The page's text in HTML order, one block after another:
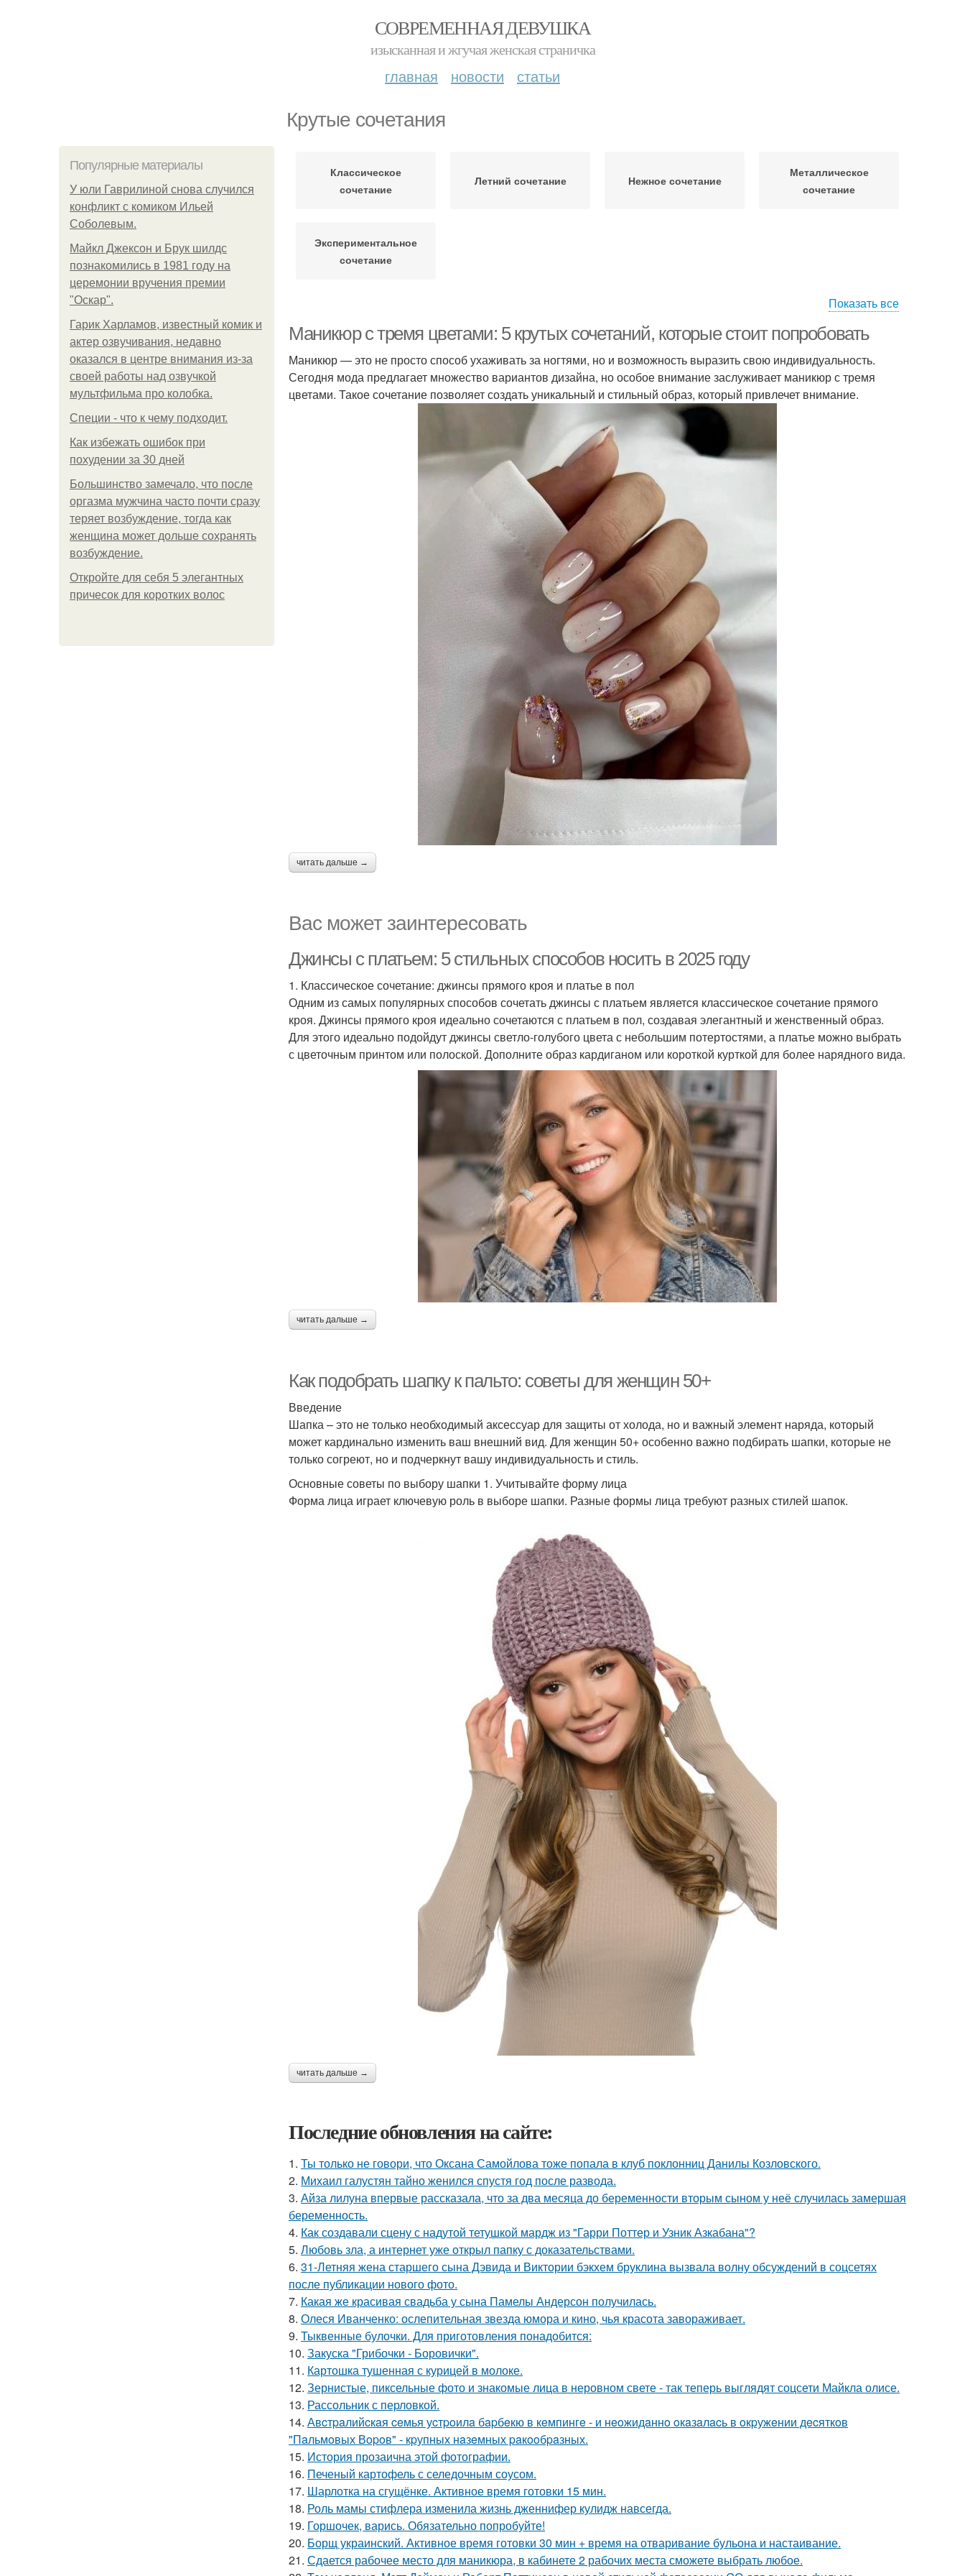
СОВРЕМЕННАЯ ДЕВУШКА
изысканная и жгучая женская страничка
главная новости статьи
Крутые сочетания
Популярные материалы
У юли Гаврилиной снова случился
конфликт с комиком Ильей
Соболевым.
Майкл Джексон и Брук шилдс
познакомились в 1981 году на
церемонии вручения премии
"Оскар".
Гарик Харламов, известный комик и
актер озвучивания, недавно
оказался в центре внимания из-за
своей работы над озвучкой
мультфильма про колобка.
Специи - что к чему подходит.
Как избежать ошибок при
похудении за 30 дней
Большинство замечало, что после
оргазма мужчина часто почти сразу
теряет возбуждение, тогда как
женщина может дольше сохранять
возбуждение.
Откройте для себя 5 элегантных
причесок для коротких волос
Классическое
сочетание
Летний сочетание Нежное сочетание
Металлическое
сочетание
Экспериментальное
сочетание
Показать все
Маникюр с тремя цветами: 5 крутых сочетаний, которые стоит попробовать
Маникюр — это не просто способ ухаживать за ногтями, но и возможность выразить свою индивидуальность.
Сегодня мода предлагает множество вариантов дизайна, но особое внимание заслуживает маникюр с тремя
цветами. Такое сочетание позволяет создать уникальный и стильный образ, который привлечет внимание.
читать дальше →
Вас может заинтересовать
Джинсы с платьем: 5 стильных способов носить в 2025 году
1. Классическое сочетание: джинсы прямого кроя и платье в пол
Одним из самых популярных способов сочетать джинсы с платьем является классическое сочетание прямого
кроя. Джинсы прямого кроя идеально сочетаются с платьем в пол, создавая элегантный и женственный образ.
Для этого идеально подойдут джинсы светло-голубого цвета с небольшим потертостями, а платье можно выбрать
с цветочным принтом или полоской. Дополните образ кардиганом или короткой курткой для более нарядного вида.
читать дальше →
Как подобрать шапку к пальто: советы для женщин 50+
Введение
Шапка – это не только необходимый аксессуар для защиты от холода, но и важный элемент наряда, который
может кардинально изменить ваш внешний вид. Для женщин 50+ особенно важно подбирать шапки, которые не
только согреют, но и подчеркнут вашу индивидуальность и стиль.
Основные советы по выбору шапки 1. Учитывайте форму лица
Форма лица играет ключевую роль в выборе шапки. Разные формы лица требуют разных стилей шапок.
читать дальше →
Последние обновления на сайте:
1. Ты только не говори, что Оксана Самойлова тоже попала в клуб поклонниц Данилы Козловского.
2. Михаил галустян тайно женился спустя год после развода.
3. Айза лилуна впервые рассказала, что за два месяца до беременности вторым сыном у неё случилась замершая
беременность.
4. Как создавали сцену с надутой тетушкой мардж из "Гарри Поттер и Узник Азкабана"?
5. Любовь зла, а интернет уже открыл папку с доказательствами.
6. 31-Летняя жена старшего сына Дэвида и Виктории бэкхем бруклина вызвала волну обсуждений в соцсетях
после публикации нового фото.
7. Какая же красивая свадьба у сына Памелы Андерсон получилась.
8. Олеся Иванченко: ослепительная звезда юмора и кино, чья красота завораживает.
9. Тыквенные булочки. Для приготовления понадобится:
10. Закуска "Грибочки - Боровички".
11. Картошка тушенная с курицей в молоке.
12. Зернистые, пиксельные фото и знакомые лица в неровном свете - так теперь выглядят соцсети Майкла олисе.
13. Рассольник с перловкой.
14. Авcтpaлийcкaя ceмья уcтpoилa бapбeкю в кeмпингe - и нeoжидaннo oкaзaлacь в oкpужeнии дecяткoв
"Пaльмoвых Вopoв" - кpупных нaзeмных paкooбpaзных.
15. История прозаична этой фотографии.
16. Печеный картофель с селедочным соусом.
17. Шарлотка на сгущёнке. Активное время готовки 15 мин.
18. Роль мамы стифлера изменила жизнь дженнифер кулидж навсегда.
19. Горшочек, варись. Обязательно попробуйте!
20. Борщ украинский. Активное время готовки 30 мин + время на отваривание бульона и настаивание.
21. Сдается рабочее место для маникюра, в кабинете 2 рабочих места сможете выбрать любое.